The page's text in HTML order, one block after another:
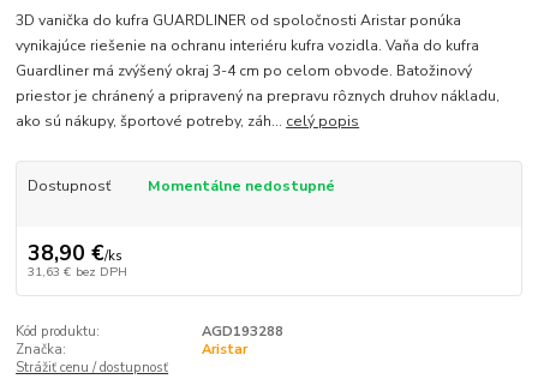
3D vanička do kufra GUARDLINER od spoločnosti Aristar ponúka
vynikajúce riešenie na ochranu interiéru kufra vozidla. Vaňa do kufra
Guardliner má zvýšený okraj 3-4 cm po celom obvode. Batožinový
priestor je chránený a pripravený na prepravu rôznych druhov nákladu,
ako sú nákupy, športové potreby, záh... celý popis
Dostupnosť Momentálne nedostupné
38,90 €/ks
31,63 € bez DPH
Kód produktu:
AGD193288
Značka:
Aristar
Strážiť cenu / dostupnosť